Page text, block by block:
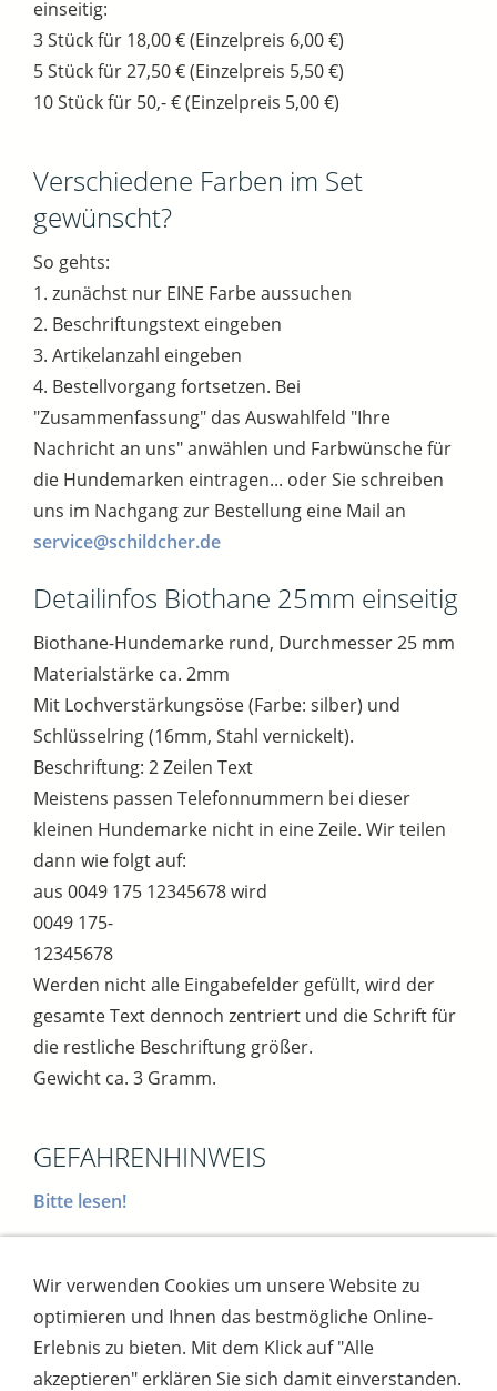
einseitig:
3 Stück für 18,00 € (Einzelpreis 6,00 €)
5 Stück für 27,50 € (Einzelpreis 5,50 €)
10 Stück für 50,- € (Einzelpreis 5,00 €)
Verschiedene Farben im Set
gewünscht?
So gehts:
1. zunächst nur EINE Farbe aussuchen
2. Beschriftungstext eingeben
3. Artikelanzahl eingeben
4. Bestellvorgang fortsetzen. Bei
"Zusammenfassung" das Auswahlfeld "Ihre
Nachricht an uns" anwählen und Farbwünsche für
die Hundemarken eintragen... oder Sie schreiben
uns im Nachgang zur Bestellung eine Mail an
service@schildcher.de
Detailinfos Biothane 25mm einseitig
Biothane-Hundemarke rund, Durchmesser 25 mm
Materialstärke ca. 2mm
Mit Lochverstärkungsöse (Farbe: silber) und
Schlüsselring (16mm, Stahl vernickelt).
Beschriftung: 2 Zeilen Text
Meistens passen Telefonnummern bei dieser
kleinen Hundemarke nicht in eine Zeile. Wir teilen
dann wie folgt auf:
aus 0049 175 12345678 wird
0049 175-
12345678
Werden nicht alle Eingabefelder gefüllt, wird der
gesamte Text dennoch zentriert und die Schrift für
die restliche Beschriftung größer.
Gewicht ca. 3 Gramm.
GEFAHRENHINWEIS
Bitte lesen!
Impressum AGB
Widerrufsbutton
Widerrufsrecht
Online-Streitschlichtung
Datenschutz
Versand
Bezahlsysteme
Kontakt
Disclaimer Versandtage Cookies
Wir verwenden Cookies um unsere Website zu
optimieren und Ihnen das bestmögliche Online-
Erlebnis zu bieten. Mit dem Klick auf "Alle
akzeptieren" erklären Sie sich damit einverstanden.